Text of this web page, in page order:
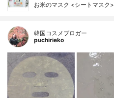
お米のマスク <シートマスク>
韓国コスメブロガー
puchirieko